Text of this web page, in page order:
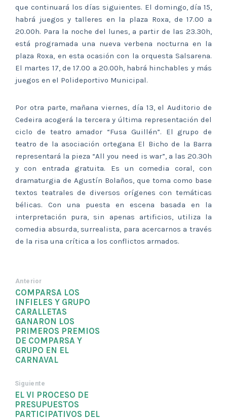
que continuará los días siguientes. El domingo, día 15,
habrá juegos y talleres en la plaza Roxa, de 17.00 a
20.00h. Para la noche del lunes, a partir de las 23.30h,
está programada una nueva verbena nocturna en la
plaza Roxa, en esta ocasión con la orquesta Salsarena.
El martes 17, de 17.00 a 20.00h, habrá hinchables y más
juegos en el Polideportivo Municipal.
Por otra parte, mañana viernes, día 13, el Auditorio de
Cedeira acogerá la tercera y última representación del
ciclo de teatro amador “Fusa Guillén”. El grupo de
teatro de la asociación ortegana El Bicho de la Barra
representará la pieza “All you need is war”, a las 20.30h
y con entrada gratuita. Es un comedia coral, con
dramaturgia de Agustín Bolaños, que toma como base
textos teatrales de diversos orígenes con temáticas
bélicas. Con una puesta en escena basada en la
interpretación pura, sin apenas artificios, utiliza la
comedia absurda, surrealista, para acercarnos a través
de la risa una crítica a los conflictos armados.
Anterior
COMPARSA LOS
INFIELES Y GRUPO
CARALLETAS
GANARON LOS
PRIMEROS PREMIOS
DE COMPARSA Y
GRUPO EN EL
CARNAVAL
Siguiente
EL VI PROCESO DE
PRESUPUESTOS
PARTICIPATIVOS DEL